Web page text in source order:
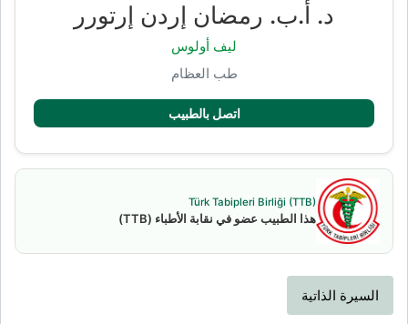
د. أ.ب. رمضان إردن إرتورر
ليف أولوس
طب العظام
اتصل بالطبيب
Türk Tabipleri Birliği (TTB)
هذا الطبيب عضو في نقابة الأطباء (TTB)
السيرة الذاتية